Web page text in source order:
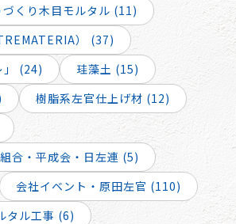
づくり木目モルタル (11)
） (37)
」 (24)
珪藻土 (15)
樹脂系左官仕上げ材 (12)
合・平成会・日左連 (5)
会社イベント・原田左官 (110)
タル工事 (6)